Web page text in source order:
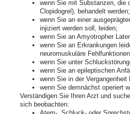
wenn Sie mit Substanzen, die
Clopidogrel), behandelt werden;
wenn Sie an einer
injiziert werden soll, leiden;
wenn Sie an Amyotropher
wenn Sie an Erkrankungen
neuromuskuläre
wenn Sie unter
wenn Sie an epileptischen
wenn Sie in der
wenn Sie demnächst operiert
Verständigen Sie Ihren Arzt und
sich beobachten: